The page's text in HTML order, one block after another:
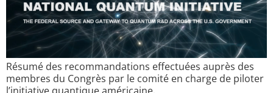
Résumé des recommandations effectuées auprès des
membres du Congrès par le comité en charge de piloter